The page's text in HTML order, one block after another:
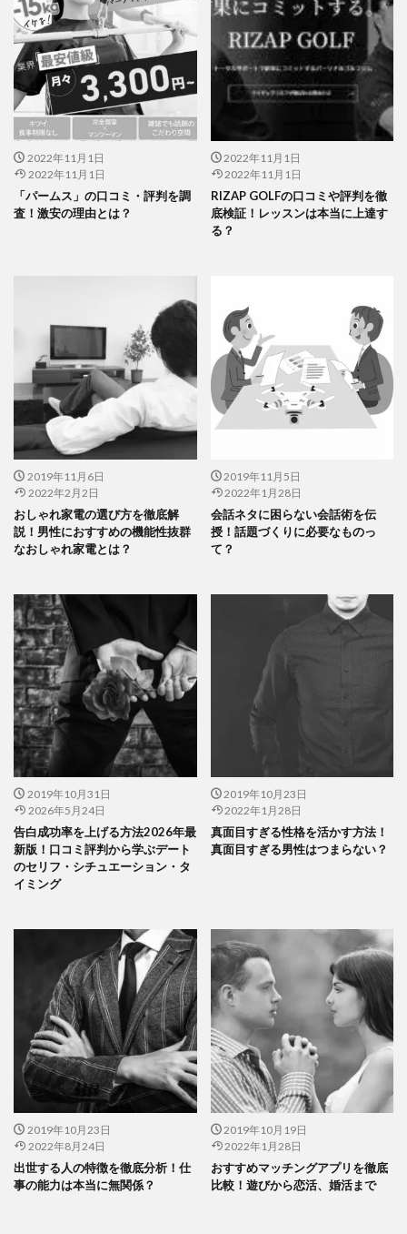
2022年11月1日
2022年11月1日
「パームス」の口コミ・評判を調
査！激安の理由とは？
2022年11月1日
2022年11月1日
RIZAP GOLFの口コミや評判を徹
底検証！レッスンは本当に上達す
る？
2019年11月6日
2022年2月2日
おしゃれ家電の選び方を徹底解
説！男性におすすめの機能性抜群
なおしゃれ家電とは？
2019年11月5日
2022年1月28日
会話ネタに困らない会話術を伝
授！話題づくりに必要なものっ
て？
2019年10月31日
2026年5月24日
告白成功率を上げる方法2026年最
新版！口コミ評判から学ぶデート
のセリフ・シチュエーション・タ
イミング
2019年10月23日
2022年1月28日
真面目すぎる性格を活かす方法！
真面目すぎる男性はつまらない？
2019年10月23日
2022年8月24日
出世する人の特徴を徹底分析！仕
事の能力は本当に無関係？
2019年10月19日
2022年1月28日
おすすめマッチングアプリを徹底
比較！遊びから恋活、婚活まで